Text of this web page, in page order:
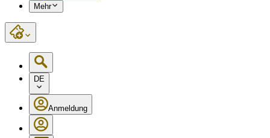
Mehr
DE
Anmeldung